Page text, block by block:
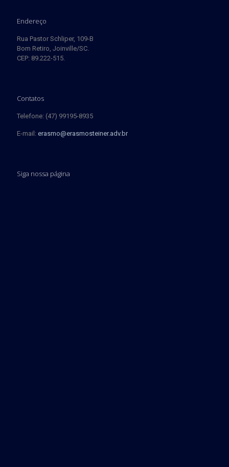
Endereço
Rua Pastor Schliper, 109-B
Bom Retiro, Joinville/SC.
CEP: 89.222-515.
Contatos
Telefone: (47) 99195-8935
E-mail: erasmo@erasmosteiner.adv.br
Siga nossa página